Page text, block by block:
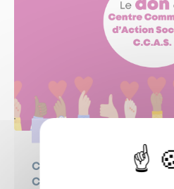
Campagne de dons
Centre Communal